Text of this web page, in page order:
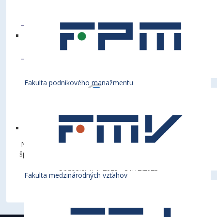
Fakulta podnikového manažmentu
Fakulta medzinárodných vzťahov
Názov projektu: Viacúčelová športová hala – univerzitné
športové centrum pri Ekonomickej univerzite v Bratislave
Obdobie: 1. 1. 2023 - 31.12.2023